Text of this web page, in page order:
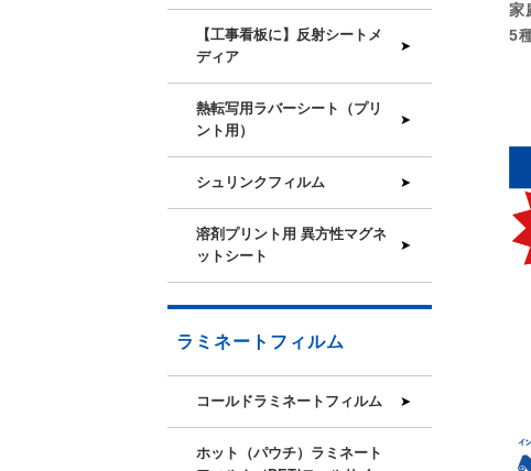
家
5
【工事看板に】反射シートメ
ディア
熱転写用ラバーシート（プリ
ント用）
シュリンクフィルム
溶剤プリント用 異方性マグネ
ットシート
ラミネートフィルム
コールドラミネートフィルム
ホット（パウチ）ラミネート